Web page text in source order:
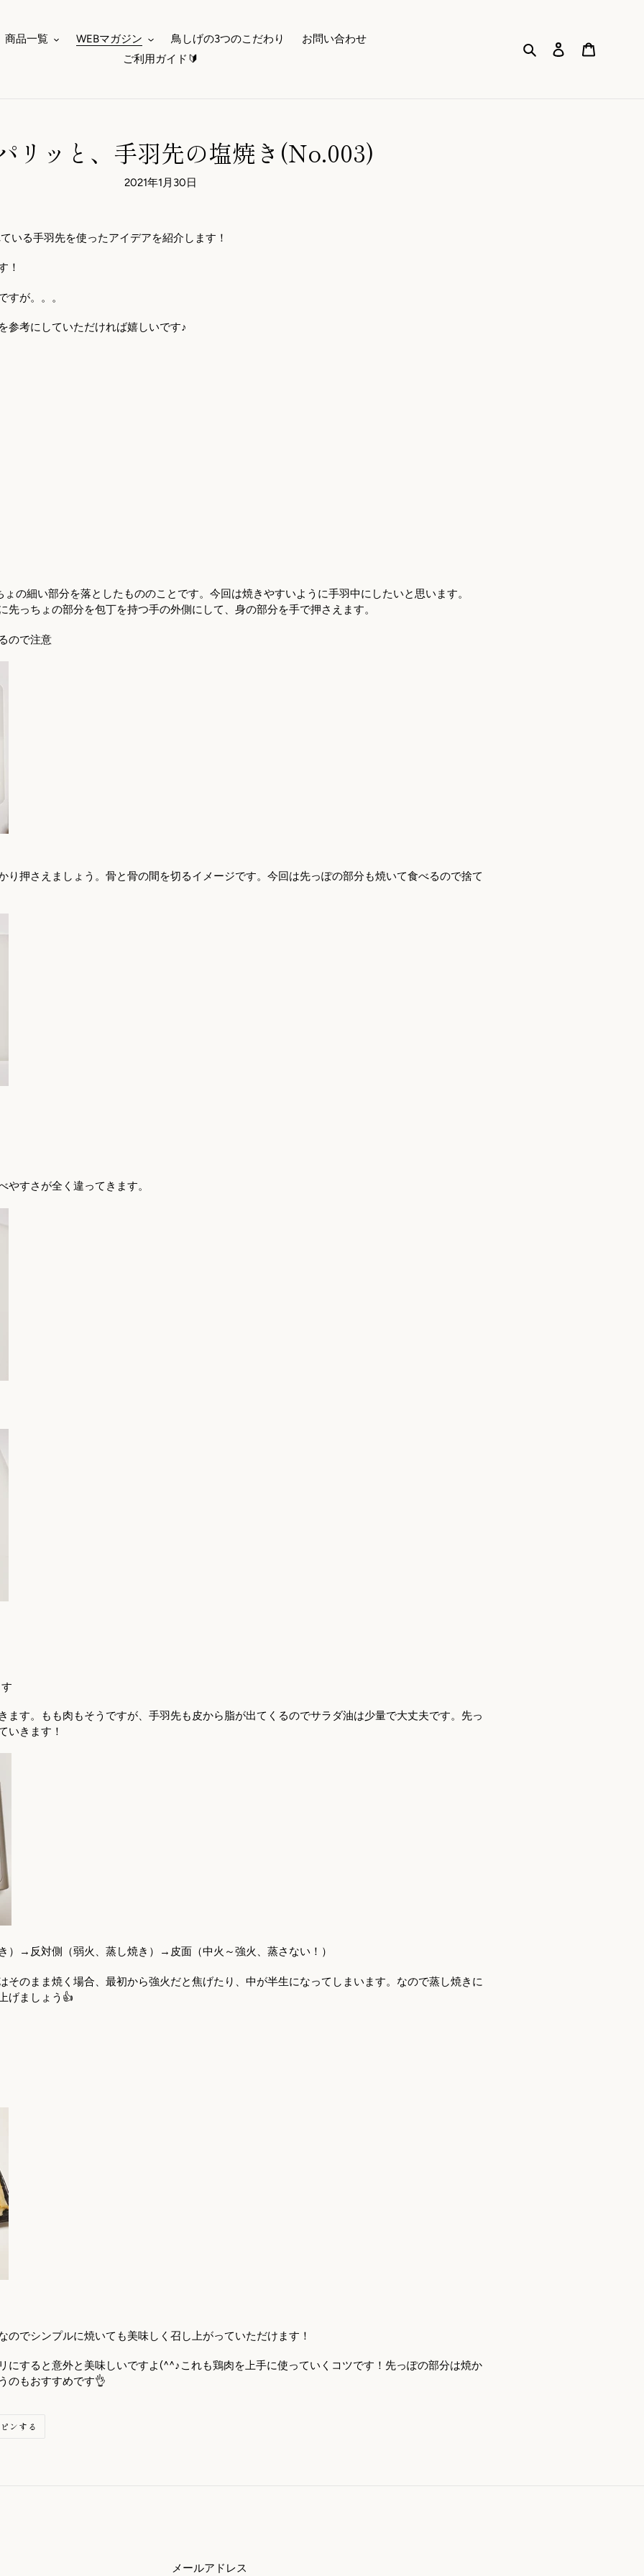
商品一覧 WEBマガジン 鳥しげの3つのこだわり
お問い合わせ
ご利用ガイド🔰
検索 ログイン
リッと、手羽先の塩焼き(No.003)
2021年1月30日
いる手羽先を使ったアイデアを紹介します！
！
すが。。。
参考にしていただければ嬉しいです♪
ょの細い部分を落としたもののことです。今回は焼きやすいように手羽中にしたいと思います。
先っちょの部分を包丁を持つ手の外側にして、身の部分を手で押さえます。
ので注意
り押さえましょう。骨と骨の間を切るイメージです。今回は先っぽの部分も焼いて食べるので捨て
すさが全く違ってきます。
ます。もも肉もそうですが、手羽先も皮から脂が出てくるのでサラダ油は少量で大丈夫です。先っ
いきます！
）→反対側（弱火、蒸し焼き）→皮面（中火～強火、蒸さない！）
そのまま焼く場合、最初から強火だと焦げたり、中が半生になってしまいます。なので蒸し焼きに
げましょう👍
のでシンプルに焼いても美味しく召し上がっていただけます！
にすると意外と美味しいですよ(^^♪これも鶏肉を上手に使っていくコツです！先っぽの部分は焼か
のもおすすめです👌
ピンする
メールアドレス